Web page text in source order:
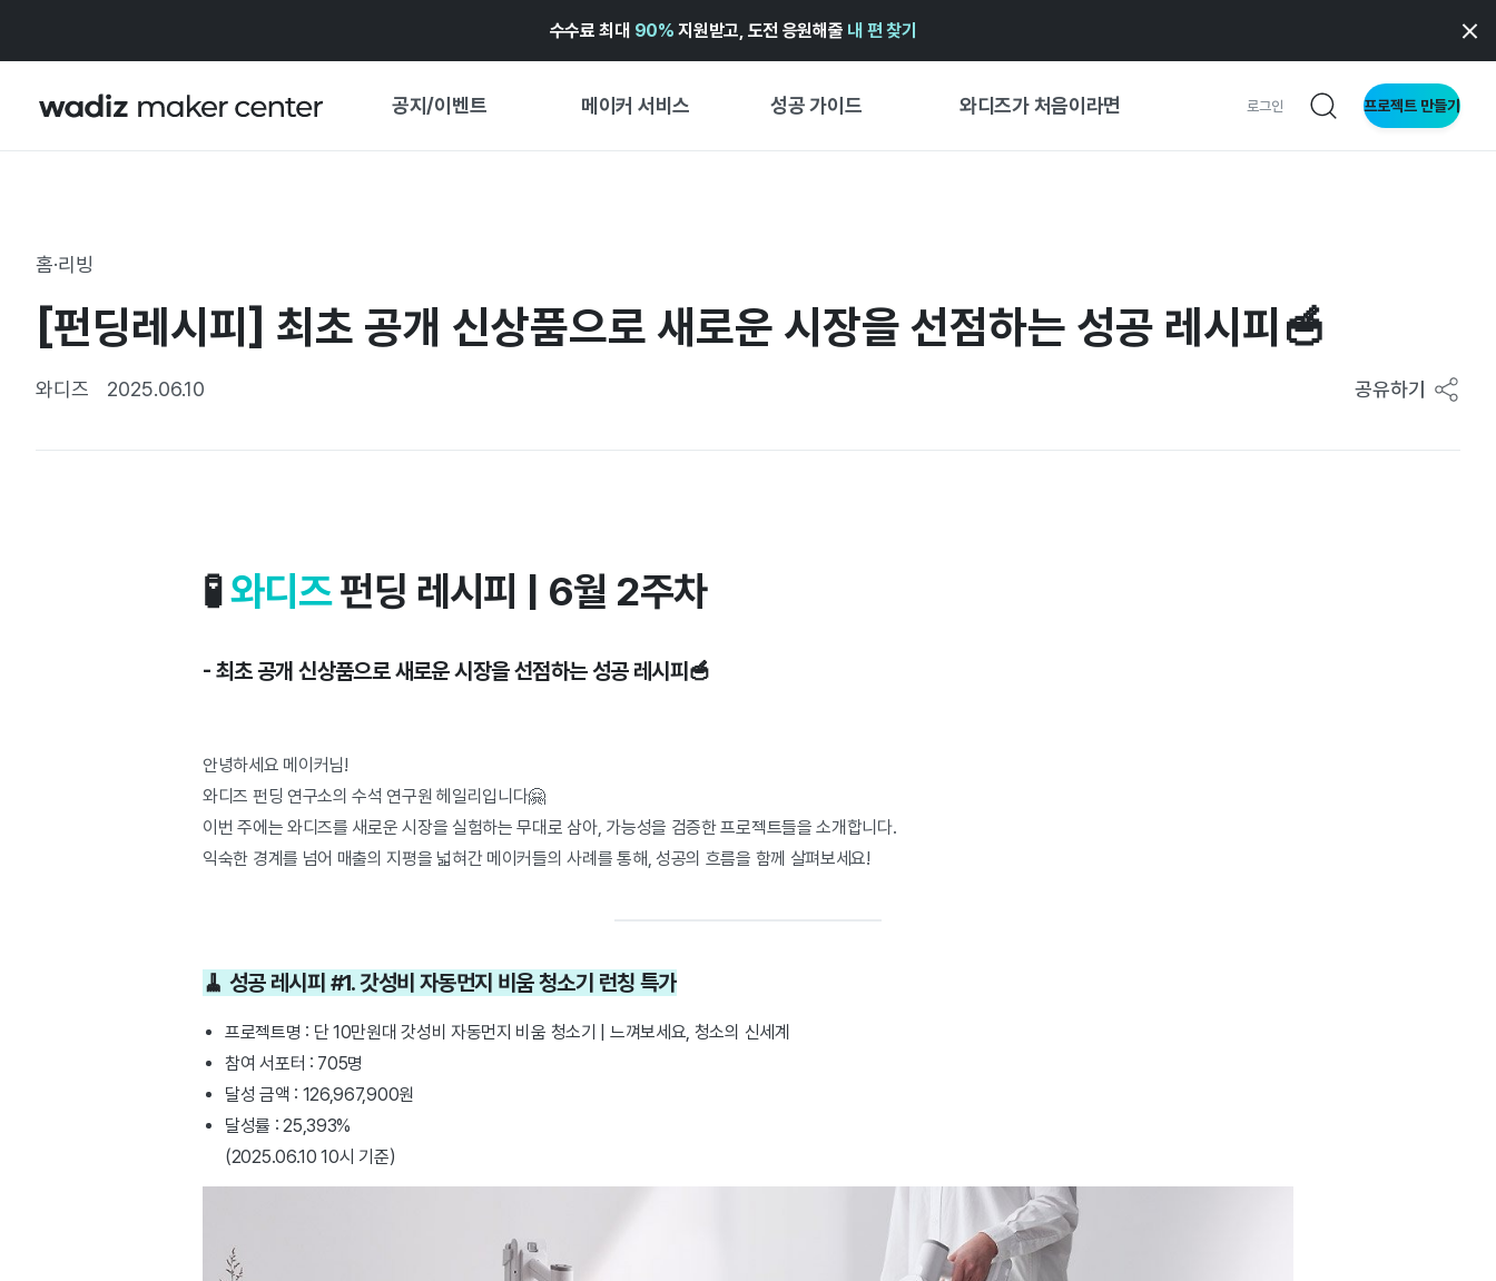
수수료 최대 90% 지원받고, 도전 응원해줄 내 편 찾기
공지/이벤트 메이커 서비스 성공 가이드 와디즈가 처음이라면 로그인 프로젝트 만들기
기획전 캘린더
와디즈 어워즈 ↗︎
성공 스토리
창작형
비즈니스형
홈·리빙
[펀딩레시피] 최초 공개 신상품으로 새로운 시장을 선점하는 성공 레시피🥣
와디즈 2025.06.10 공유하기
🧪와디즈펀딩 레시피 | 6월 2주차
- 최초 공개 신상품으로 새로운 시장을 선점하는 성공 레시피🥣
안녕하세요 메이커님!
와디즈 펀딩 연구소의 수석 연구원 헤일리입니다🤗
이번 주에는 와디즈를 새로운 시장을 실험하는 무대로 삼아, 가능성을 검증한 프로젝트들을 소개합니다.
익숙한 경계를 넘어 매출의 지평을 넓혀간 메이커들의 사례를 통해, 성공의 흐름을 함께 살펴보세요!
🧹 성공 레시피 #1. 갓성비 자동먼지 비움 청소기 런칭 특가
프로젝트명 : 단 10만원대 갓성비 자동먼지 비움 청소기 | 느껴보세요, 청소의 신세계
참여 서포터 : 705명
달성 금액 : 126,967,900원
달성률 : 25,393%
(2025.06.10 10시 기준)